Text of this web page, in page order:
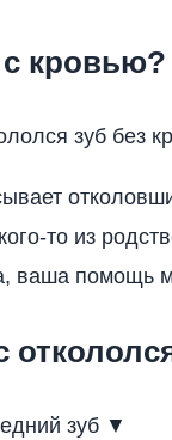
с кровью?
зуб без
то из
ваша помощь
зуб ▼